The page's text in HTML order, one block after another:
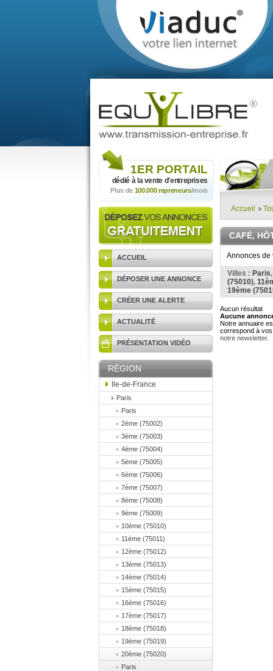
1ER PORTAIL
dédié à la vente d'entreprises
Plus de 100.000 repreneurs/mois
ACCUEIL
DÉPOSER UNE ANNONCE
CRÉER UNE ALERTE
ACTUALITÉ
PRÉSENTATION VIDÉO
RÉGION
Ile-de-France
Paris
Paris
2ème (75002)
3ème (75003)
4ème (75004)
5ème (75005)
6ème (75006)
7ème (75007)
8ème (75008)
9ème (75009)
10ème (75010)
11ème (75011)
12ème (75012)
13ème (75013)
14ème (75014)
15ème (75015)
16ème (75016)
17ème (75017)
18ème (75018)
19ème (75019)
20ème (75020)
Paris
Accueil
CAFÉ,
Annonces de
Villes : Paris,
(75010),
19ème
Aucun résultat
Aucune
Notre annuaire
correspond à
notre newsletter.